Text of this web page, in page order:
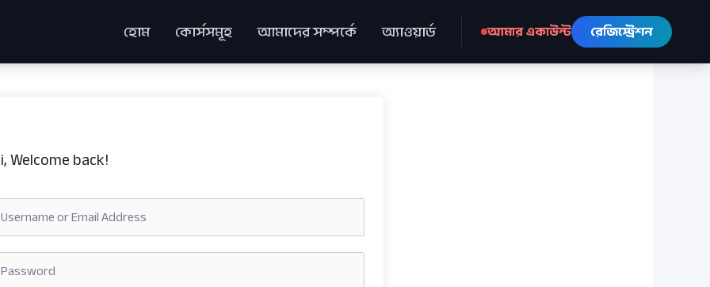
হোম কোর্সসমূহ আমাদের সম্পর্কে অ্যাওয়ার্ড আমার একাউন্ট রেজিস্ট্রেশন
Welcome back!